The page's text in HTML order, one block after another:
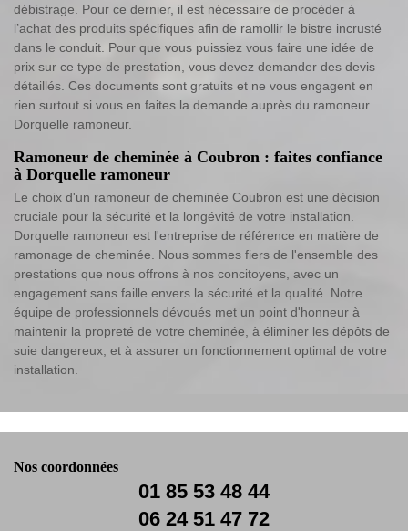
débistrage. Pour ce dernier, il est nécessaire de procéder à
l’achat des produits spécifiques afin de ramollir le bistre incrusté
dans le conduit. Pour que vous puissiez vous faire une idée de
prix sur ce type de prestation, vous devez demander des devis
détaillés. Ces documents sont gratuits et ne vous engagent en
rien surtout si vous en faites la demande auprès du ramoneur
Dorquelle ramoneur.
Ramoneur de cheminée à Coubron : faites confiance
à Dorquelle ramoneur
Le choix d'un ramoneur de cheminée Coubron est une décision
cruciale pour la sécurité et la longévité de votre installation.
Dorquelle ramoneur est l'entreprise de référence en matière de
ramonage de cheminée. Nous sommes fiers de l'ensemble des
prestations que nous offrons à nos concitoyens, avec un
engagement sans faille envers la sécurité et la qualité. Notre
équipe de professionnels dévoués met un point d'honneur à
maintenir la propreté de votre cheminée, à éliminer les dépôts de
suie dangereux, et à assurer un fonctionnement optimal de votre
installation.
Nos coordonnées
01 85 53 48 44
06 24 51 47 72